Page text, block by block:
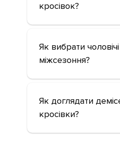
кросівок?
Як вибрати
міжсезоння?
Як доглядати
кросівки?